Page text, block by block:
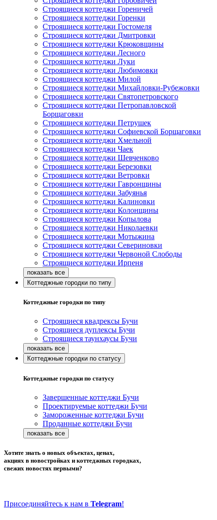
Строящиеся коттеджи Гореничей
Строящиеся коттеджи Горенки
Строящиеся коттеджи Гостомеля
Строящиеся коттеджи Дмитровки
Строящиеся коттеджи Крюковщины
Строящиеся коттеджи Лесного
Строящиеся коттеджи Луки
Строящиеся коттеджи Любимовки
Строящиеся коттеджи Милой
Строящиеся коттеджи Михайловки-Рубежовки
Строящиеся коттеджи Святопетровского
Строящиеся коттеджи Петропавловской
Борщаговки
Строящиеся коттеджи Петрушек
Строящиеся коттеджи Софиевской Борщаговки
Строящиеся коттеджи Хмельной
Строящиеся коттеджи Чаек
Строящиеся коттеджи Шевченково
Строящиеся коттеджи Березовки
Строящиеся коттеджи Ветровки
Строящиеся коттеджи Гавронщины
Строящиеся коттеджи Забуянья
Строящиеся коттеджи Калиновки
Строящиеся коттеджи Колонщины
Строящиеся коттеджи Копылова
Строящиеся коттеджи Николаевки
Строящиеся коттеджи Мотыжина
Строящиеся коттеджи Севериновки
Строящиеся коттеджи Червоной Слободы
Строящиеся коттеджи Ирпеня
Коттеджные городки по типу
Коттеджные городки по типу
Строящиеся квадрексы Бучи
Строящиеся дуплексы Бучи
Строящиеся таунхаусы Бучи
Коттеджные городки по статусу
Коттеджные городки по статусу
Завершенные коттеджи Бучи
Проектируемые коттеджи Бучи
Замороженные коттеджи Бучи
Проданные коттеджи Бучи
Хотите знать о новых объектах, ценах,
акциях в новостройках и коттеджных городках,
свежих новостях первыми?
Присоединяйтесь к нам в Telegram!